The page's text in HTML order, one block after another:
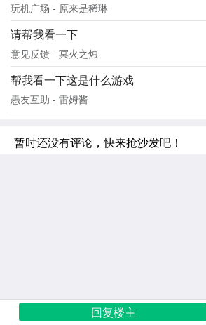
玩机广场 - 原来是稀琳
请帮我看一下
意见反馈 - 冥火之烛
帮我看一下这是什么游戏
愚友互助 - 雷姆酱
暂时还没有评论，快来抢沙发吧！
回复楼主